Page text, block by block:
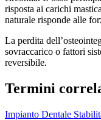
risposta ai carichi
naturale risponde alle
La perdita
sovraccarico o fattori
reversibile.
Termini
Impianto Dentale